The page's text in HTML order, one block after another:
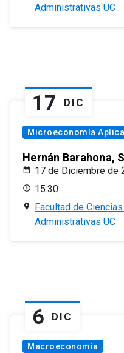
Administrativas UC
17 DIC
Microeconomía
Hernán Barahona,
17 de Diciembre de
15:30
Facultad de
Administrativas UC
6 DIC
Macroeconomía